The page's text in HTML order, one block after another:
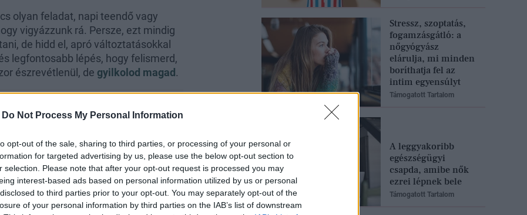
Do Not Process My Personal Information
opt-out of the sale, sharing to third parties, or processing of your personal or
for targeted advertising by us, please use the below opt-out section to
selection. Please note that after your opt-out request is processed you may
interest-based ads based on personal information utilized by us or personal
to third parties prior to your opt-out. You may separately opt-out of the
of your personal information by third parties on the IAB’s list of downstream
olyan feladat, napi teendő vagy
vigyázzunk rá. Persze, ezt mindig
de hidd el, apró változtatásokkal
legfontosabb lépés, hogy felismerd,
észrevétlenül, de gyilkolod magad.
zavarokatértjük ez alatt, hanem
kihagyása, a több órán
azokat a pillanatokat, amikor
Stressz, szoptatás,
fogamzásgátló: a
nőgyógyász
elárulja, mi minden
boríthatja fel az
intim egyensúlyt
Támogatott Tartalom
A leggyakoribb
egészségügyi
csapda, amibe nők
ezrei lépnek bele
Támogatott Tartalom